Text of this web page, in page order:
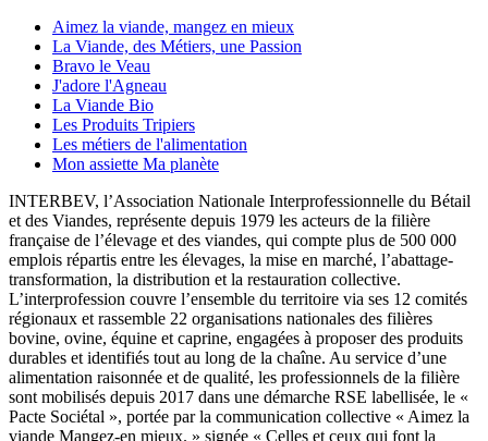
Aimez la viande, mangez en mieux
La Viande, des Métiers, une Passion
Bravo le Veau
J'adore l'Agneau
La Viande Bio
Les Produits Tripiers
Les métiers de l'alimentation
Mon assiette Ma planète
INTERBEV, l’Association Nationale Interprofessionnelle du Bétail
et des Viandes, représente depuis 1979 les acteurs de la filière
française de l’élevage et des viandes, qui compte plus de 500 000
emplois répartis entre les élevages, la mise en marché, l’abattage-
transformation, la distribution et la restauration collective.
L’interprofession couvre l’ensemble du territoire via ses 12 comités
régionaux et rassemble 22 organisations nationales des filières
bovine, ovine, équine et caprine, engagées à proposer des produits
durables et identifiés tout au long de la chaîne. Au service d’une
alimentation raisonnée et de qualité, les professionnels de la filière
sont mobilisés depuis 2017 dans une démarche RSE labellisée, le «
Pacte Sociétal », portée par la communication collective « Aimez la
viande Mangez-en mieux. » signée « Celles et ceux qui font la